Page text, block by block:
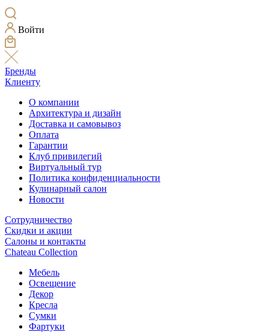
Войти
Бренды
Клиенту
О компании
Архитектура и дизайн
Доставка и самовывоз
Оплата
Гарантии
Клуб привилегий
Виртуальный тур
Политика конфиденциальности
Кулинарный салон
Новости
Сотрудничество
Скидки и акции
Салоны и контакты
Chateau Collection
Мебель
Освещение
Декор
Кресла
Сумки
Фартуки